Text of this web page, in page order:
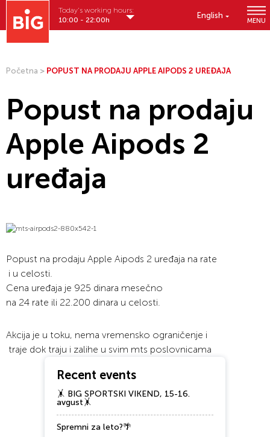
English
MENU
Today's working hours:
10:00 - 22:00h
Početna > POPUST NA PRODAJU APPLE AIPODS 2 UREĐAJA
Popust na prodaju
Apple Aipods 2
uređaja
Popust na prodaju Apple Aipods 2 uređaja na rate
i u celosti.
Cena uređaja je 925 dinara mesečno
na 24 rate ili 22.200 dinara u celosti.
Akcija je u toku, nema vremensko ograničenje i
traje dok traju i zalihe u svim mts poslovnicama
Recent events
🤸 BIG SPORTSKI VIKEND, 15-16.
avgust🤸
Spremni za leto?🌴